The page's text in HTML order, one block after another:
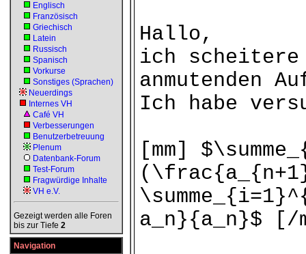
Englisch
Französisch
Griechisch
Latein
Russisch
Spanisch
Vorkurse
Sonstiges (Sprachen)
Neuerdings
Internes VH
Café VH
Verbesserungen
Benutzerbetreuung
Plenum
Datenbank-Forum
Test-Forum
Fragwürdige Inhalte
VH e.V.
Gezeigt werden alle Foren
bis zur Tiefe 2
Navigation
Hallo,
ich scheitere
anmutenden
Ich habe
[mm]
a_n}{a_n}$ [/